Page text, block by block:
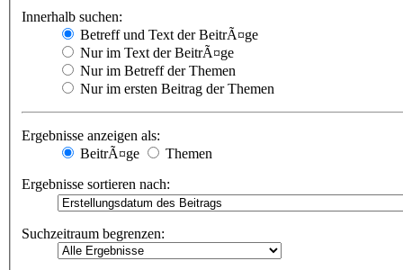
Innerhalb suchen:
Betreff und Text der BeitrÃ¤ge
Nur im Text der BeitrÃ¤ge
Nur im Betreff der Themen
Nur im ersten Beitrag der Themen
Ergebnisse anzeigen als:
BeitrÃ¤ge
Themen
Ergebnisse sortieren nach:
Suchzeitraum begrenzen: